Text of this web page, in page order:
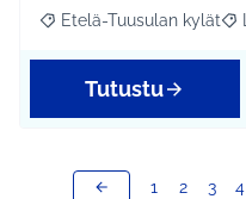
Rajaa tulokset aihepiirin
Etelä-Tuusulan kylät
Tutustu
1 2 3 4